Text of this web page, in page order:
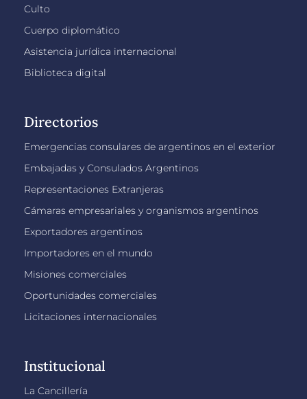
Culto
Cuerpo diplomático
Asistencia jurídica internacional
Biblioteca digital
Directorios
Emergencias consulares de argentinos en el exterior
Embajadas y Consulados Argentinos
Representaciones Extranjeras
Cámaras empresariales y organismos argentinos
Exportadores argentinos
Importadores en el mundo
Misiones comerciales
Oportunidades comerciales
Licitaciones internacionales
Institucional
La Cancillería